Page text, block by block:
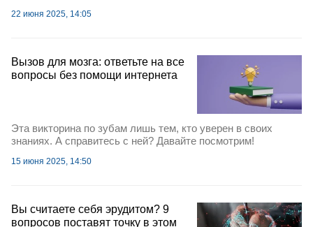
22 июня 2025, 14:05
Вызов для мозга: ответьте на все
вопросы без помощи интернета
Эта викторина по зубам лишь тем, кто уверен в своих
знаниях. А справитесь с ней? Давайте посмотрим!
15 июня 2025, 14:50
Вы считаете себя эрудитом? 9
вопросов поставят точку в этом